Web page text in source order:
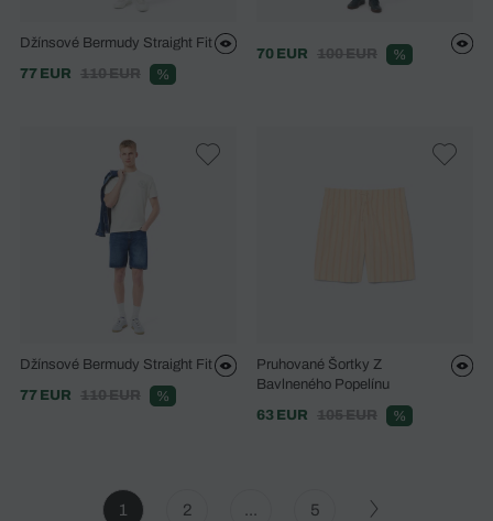
Džínsové Bermudy Straight Fit
77 EUR
110 EUR %
70 EUR 100 EUR %
Džínsové Bermudy Straight Fit
77 EUR
110 EUR %
Pruhované Šortky Z
Bavlneného Popelínu
63 EUR
105 EUR %
1 2 5